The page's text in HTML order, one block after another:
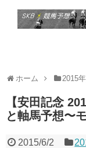
ホーム 2015
【安田記念
と軸馬予想〜
2015/6/2